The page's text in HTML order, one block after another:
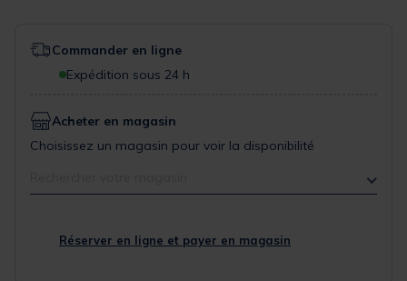
Commander en ligne
Expédition sous 24 h
Acheter en magasin
Choisissez un magasin pour voir la disponibilité
Réserver en ligne et payer en magasin